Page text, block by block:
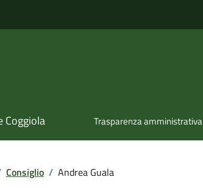
Coggiola Trasparenza amministrativa
Consiglio / Andrea Guala